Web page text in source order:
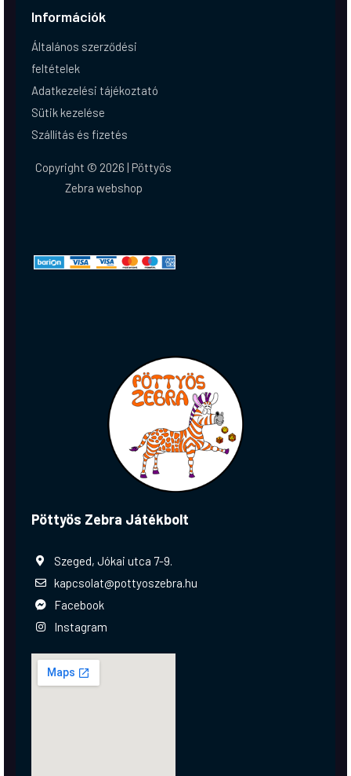
Információk
Általános szerződési
feltételek
Adatkezelési tájékoztató
Sütik kezelése
Szállítás és fizetés
Copyright © 2026 | Pöttyös
Zebra webshop
Pöttyös Zebra Játékbolt
Szeged, Jókai utca 7-9.
kapcsolat@pottyoszebra.hu
Facebook
Instagram